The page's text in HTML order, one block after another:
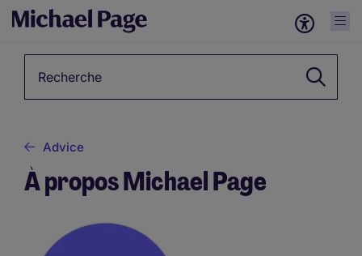
Advice
À propos Michael Page